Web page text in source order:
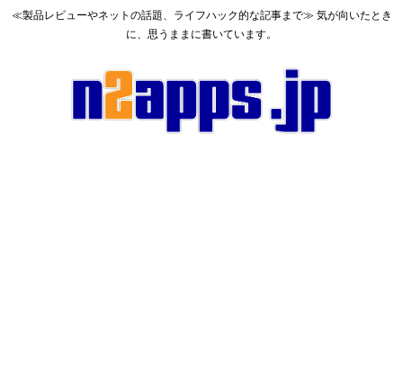
≪製品レビューやネットの話題、ライフハック的な記事まで≫ 気が向いたとき
に、思うままに書いています。